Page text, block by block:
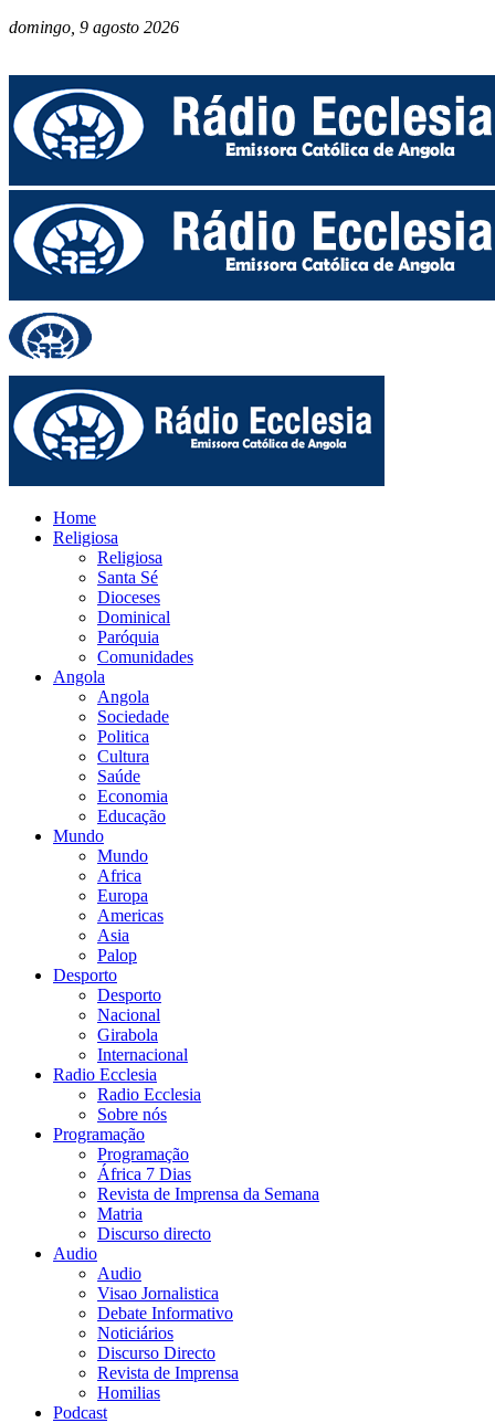
domingo, 9 agosto 2026
Home
Religiosa
Religiosa
Santa Sé
Dioceses
Dominical
Paróquia
Comunidades
Angola
Angola
Sociedade
Politica
Cultura
Saúde
Economia
Educação
Mundo
Mundo
Africa
Europa
Americas
Asia
Palop
Desporto
Desporto
Nacional
Girabola
Internacional
Radio Ecclesia
Radio Ecclesia
Sobre nós
Programação
Programação
África 7 Dias
Revista de Imprensa da Semana
Matria
Discurso directo
Audio
Audio
Visao Jornalistica
Debate Informativo
Noticiários
Discurso Directo
Revista de Imprensa
Homilias
Podcast